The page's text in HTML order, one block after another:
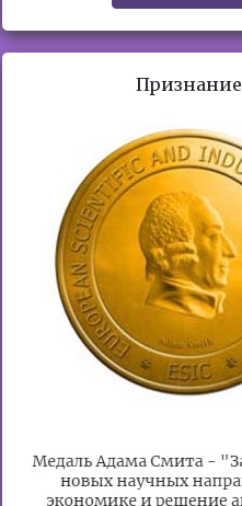
Признание